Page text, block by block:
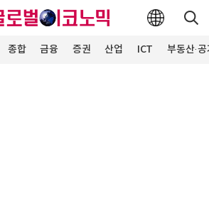
종합 금융 증권 산업 ICT 부동산·